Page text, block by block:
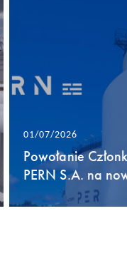
01/07/2026
Powołanie
PERN S.A. na